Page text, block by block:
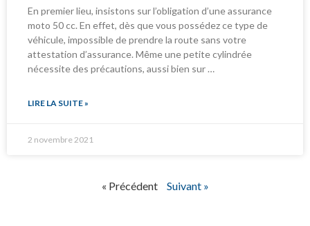
En premier lieu, insistons sur l’obligation d’une assurance
moto 50 cc. En effet, dès que vous possédez ce type de
véhicule, impossible de prendre la route sans votre
attestation d’assurance. Même une petite cylindrée
nécessite des précautions, aussi bien sur …
LIRE LA SUITE »
2 novembre 2021
« Précédent Suivant »